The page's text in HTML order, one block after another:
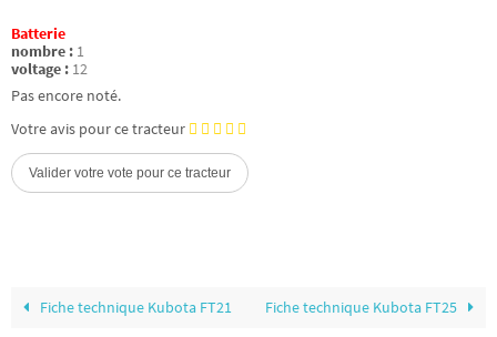
Batterie
nombre : 1
voltage : 12
Pas encore noté.
Votre avis pour ce tracteur
Fiche technique Kubota FT21 Fiche technique Kubota FT25